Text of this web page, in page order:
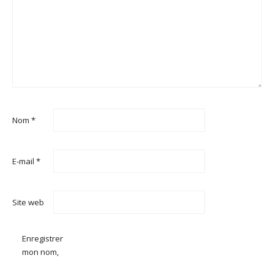
Nom *
E-mail *
Site web
Enregistrer
mon nom,